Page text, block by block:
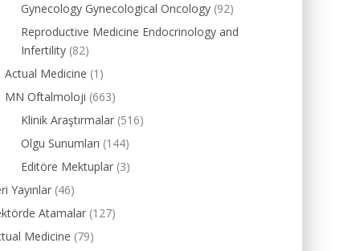
Gynecology Gynecological Oncology (92)
Reproductive Medicine Endocrinology and
Infertility (82)
Actual Medicine (1)
MN Oftalmoloji (663)
Klinik Araştırmalar (516)
Olgu Sunumları (144)
Editöre Mektuplar (3)
Yayınlar (46)
Atamalar (127)
Medicine (79)